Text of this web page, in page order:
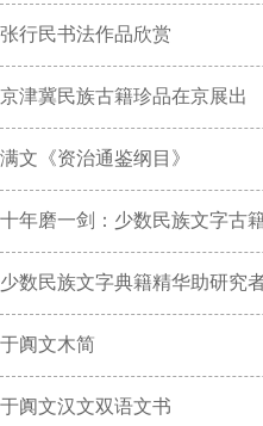
张行民书法作品欣赏
京津冀民族古籍珍品在京展出
满文《资治通鉴纲目》
十年磨一剑：少数民族文字古
少数民族文字典籍精华助研究
于阗文木简
于阗文汉文双语文书